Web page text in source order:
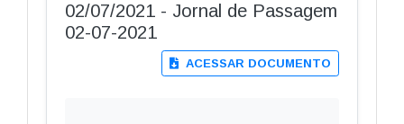
02/07/2021 - Jornal de Passagem
02-07-2021
ACESSAR DOCUMENTO